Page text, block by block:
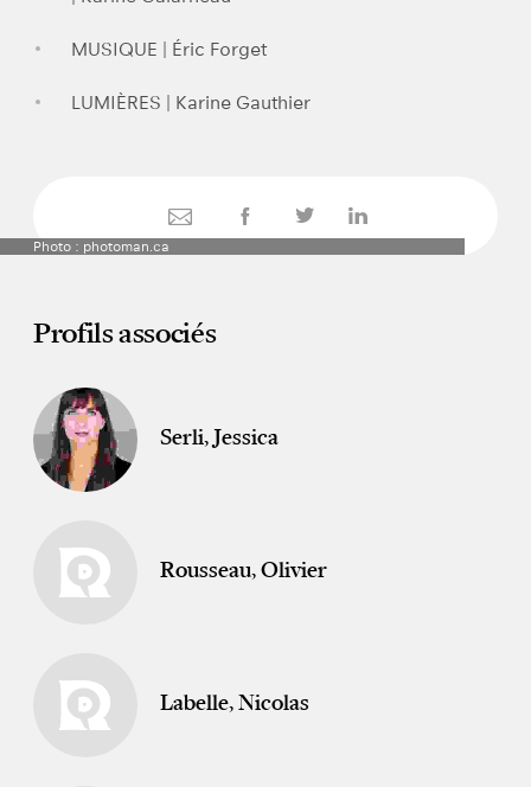
Photo : photoman.ca
MUSIQUE | Éric Forget
LUMIÈRES | Karine Gauthier
Profils associés
Serli, Jessica
Rousseau, Olivier
Labelle, Nicolas